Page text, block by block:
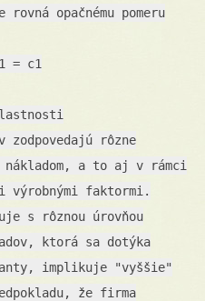
opačnému pomeru
= c1
zodpovedajú rôzne
nákladom, a to aj v rámci
výrobnými faktormi.
s rôznou úrovňou
ktorá sa dotýka
implikuje "vyššie"
že firma